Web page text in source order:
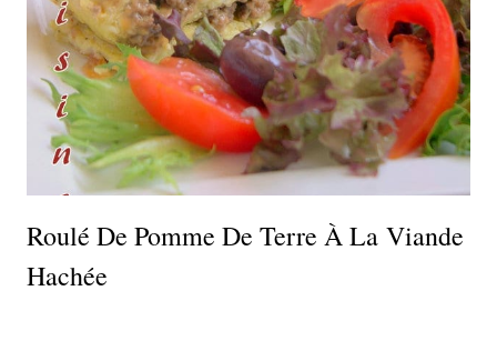
Roulé De Pomme De Terre À La Viande
Hachée